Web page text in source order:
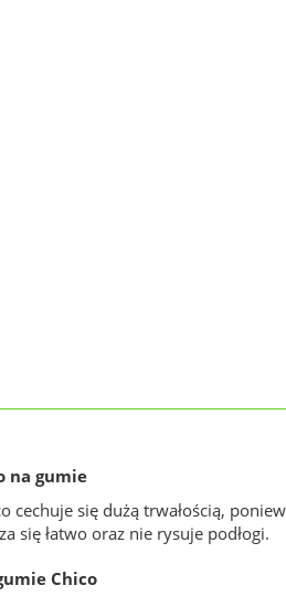
na gumie
cechuje się dużą trwałością,
się łatwo oraz nie rysuje podłogi.
Chico